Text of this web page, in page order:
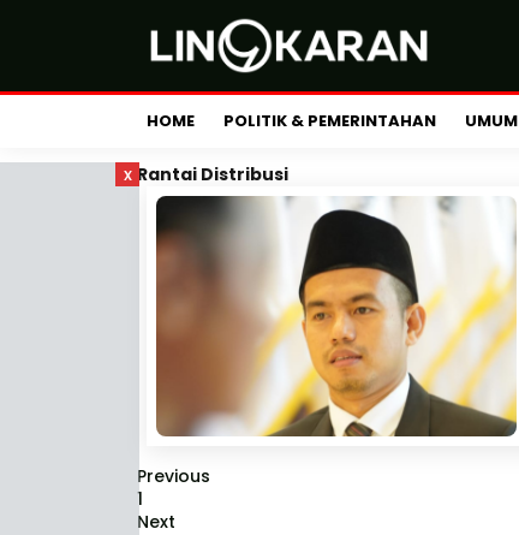
HOME POLITIK & PEMERINTAHAN UMUM
x Rantai Distribusi
Previous
1
Next